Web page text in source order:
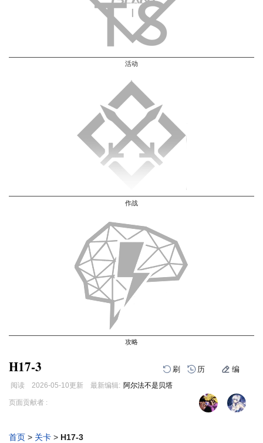
活动
作战
攻略
H17-3 刷 历 编
阅读 2026-05-10更新 最新编辑: 阿尔法不是贝塔
跳
航
跳
索
页面贡献者 :
首页 > 关卡 > H17-3